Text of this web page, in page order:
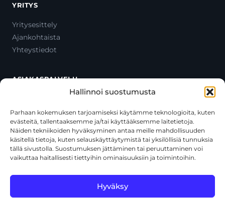
Hallinnoi suostumusta
Parhaan kokemuksen tarjoamiseksi käytämme teknologioita, kuten
evästeitä, tallentaaksemme ja/tai käyttääksemme laitetietoja.
Näiden tekniikoiden hyväksyminen antaa meille mahdollisuuden
käsitellä tietoja, kuten selauskäyttäytymistä tai yksilöllisiä tunnuksia
tällä sivustolla. Suostumuksen jättäminen tai peruuttaminen voi
vaikuttaa haitallisesti tiettyihin ominaisuuksiin ja toimintoihin.
Hyväksy
YRITYS
Yritysesittely
Ajankohtaista
Yhteystiedot
ASIAKASPALVELU
Oma tili
Maksutavat
Toimitustavat
Usein kysytyt kysymykset
+358 44 270 3795
asiakaspalvelu@toolcat.fi